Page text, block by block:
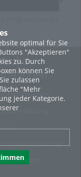
optimal für Sie
"Akzeptieren"
zu. Durch
können Sie
zulassen
"Mehr
jeder Kategorie.